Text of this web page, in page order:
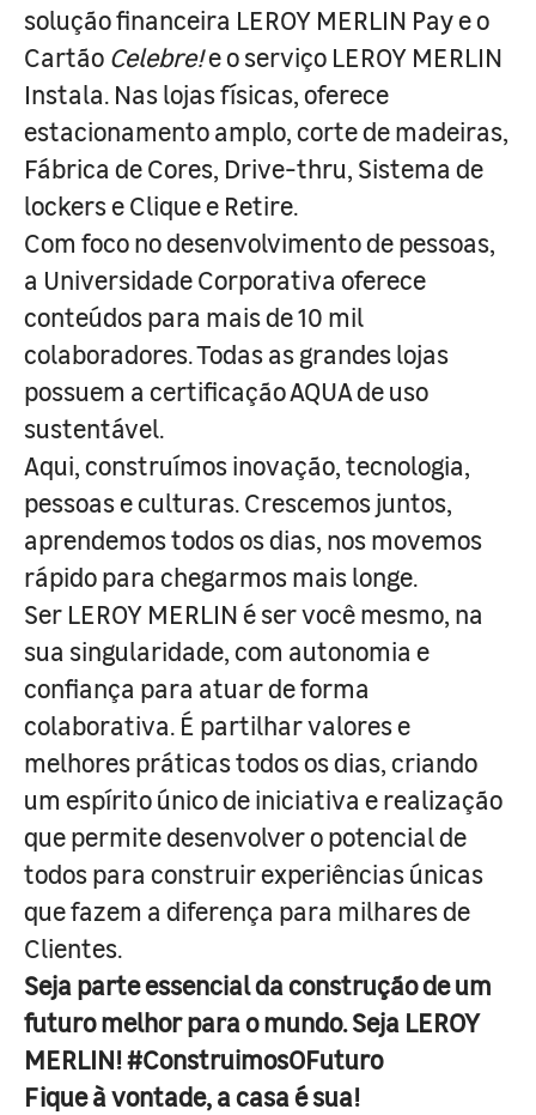
solução financeira LEROY MERLIN Pay e o
Cartão Celebre!e o serviço LEROY MERLIN
Instala. Nas lojas físicas, oferece
estacionamento amplo, corte de madeiras,
Fábrica de Cores, Drive-thru, Sistema de
lockers e Clique e Retire.
Com foco no desenvolvimento de pessoas,
a Universidade Corporativa oferece
conteúdos para mais de 10 mil
colaboradores. Todas as grandes lojas
possuem a certificação AQUA de uso
sustentável.
Aqui, construímos inovação, tecnologia,
pessoas e culturas. Crescemos juntos,
aprendemos todos os dias, nos movemos
rápido para chegarmos mais longe.
Ser LEROY MERLIN é ser você mesmo, na
sua singularidade, com autonomia e
confiança para atuar de forma
colaborativa. É partilhar valores e
melhores práticas todos os dias, criando
um espírito único de iniciativa e realização
que permite desenvolver o potencial de
todos para construir experiências únicas
que fazem a diferença para milhares de
Clientes.
Seja parte essencial da construção de um
futuro melhor para o mundo. Seja LEROY
MERLIN! #ConstruimosOFuturo
Fique à vontade, a casa é sua!